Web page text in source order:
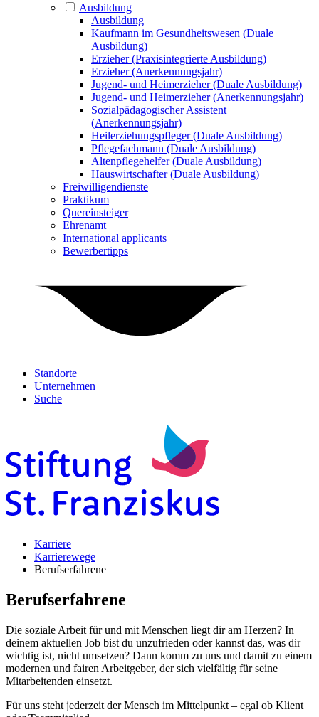
Ausbildung
Ausbildung
Kaufmann im Gesundheitswesen (Duale
Ausbildung)
Erzieher (Praxisintegrierte Ausbildung)
Erzieher (Anerkennungsjahr)
Jugend- und Heimerzieher (Duale Ausbildung)
Jugend- und Heimerzieher (Anerkennungsjahr)
Sozialpädagogischer Assistent
(Anerkennungsjahr)
Heilerziehungspfleger (Duale Ausbildung)
Pflegefachmann (Duale Ausbildung)
Altenpflegehelfer (Duale Ausbildung)
Hauswirtschafter (Duale Ausbildung)
Freiwilligendienste
Praktikum
Quereinsteiger
Ehrenamt
International applicants
Bewerbertipps
Standorte
Unternehmen
Suche
Karriere
Karrierewege
Berufserfahrene
Berufserfahrene
Die soziale Arbeit für und mit Menschen liegt dir am Herzen? In
deinem aktuellen Job bist du unzufrieden oder kannst das, was dir
wichtig ist, nicht umsetzen? Dann komm zu uns und damit zu einem
modernen und fairen Arbeitgeber, der sich vielfältig für seine
Mitarbeitenden einsetzt.
Für uns steht jederzeit der Mensch im Mittelpunkt – egal ob Klient